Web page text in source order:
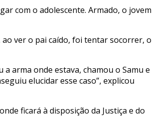
com o adolescente. Armado, o jovem
ver o pai caído, foi tentar socorrer, o
arma onde estava, chamou o Samu e
elucidar esse caso”, explicou
ficará à disposição da Justiça e do